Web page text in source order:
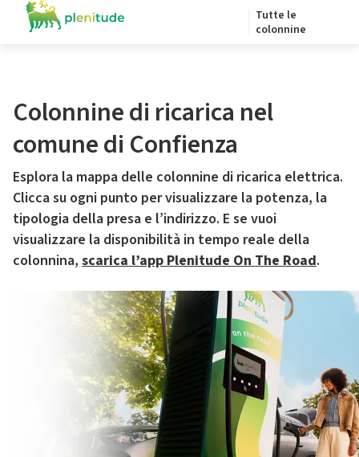
Tutte le
colonnine
Colonnine di ricarica nel
comune di Confienza
Esplora la mappa delle colonnine di ricarica elettrica.
Clicca su ogni punto per visualizzare la potenza, la
tipologia della presa e l’indirizzo. E se vuoi
visualizzare la disponibilità in tempo reale della
colonnina, scarica l’app Plenitude On The Road.